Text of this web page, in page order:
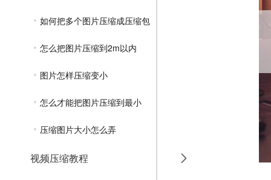
如何把多个图片压缩成压缩包
怎么把图片压缩到2m以内
图片怎样压缩变小
怎么才能把图片压缩到最小
压缩图片大小怎么弄
视频压缩教程